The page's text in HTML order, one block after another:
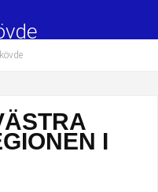
jobb
äldreboende
I